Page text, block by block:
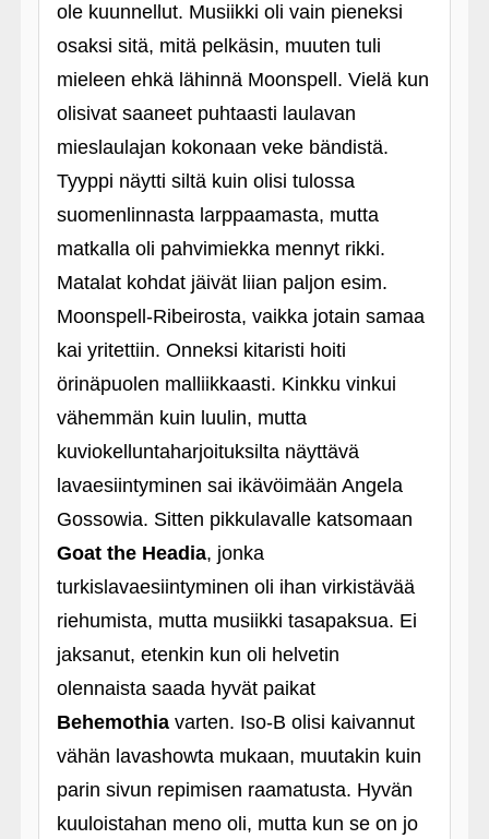
ole kuunnellut. Musiikki oli vain pieneksi
osaksi sitä, mitä pelkäsin, muuten tuli
mieleen ehkä lähinnä Moonspell. Vielä kun
olisivat saaneet puhtaasti laulavan
mieslaulajan kokonaan veke bändistä.
Tyyppi näytti siltä kuin olisi tulossa
suomenlinnasta larppaamasta, mutta
matkalla oli pahvimiekka mennyt rikki.
Matalat kohdat jäivät liian paljon esim.
Moonspell-Ribeirosta, vaikka jotain samaa
kai yritettiin. Onneksi kitaristi hoiti
örinäpuolen malliikkaasti. Kinkku vinkui
vähemmän kuin luulin, mutta
kuviokelluntaharjoituksilta näyttävä
lavaesiintyminen sai ikävöimään Angela
Gossowia. Sitten pikkulavalle katsomaan
Goat the Headia, jonka
turkislavaesiintyminen oli ihan virkistävää
riehumista, mutta musiikki tasapaksua. Ei
jaksanut, etenkin kun oli helvetin
olennaista saada hyvät paikat
Behemothiavarten. Iso-B olisi kaivannut
vähän lavashowta mukaan, muutakin kuin
parin sivun repimisen raamatusta. Hyvän
kuuloistahan meno oli, mutta kun se on jo